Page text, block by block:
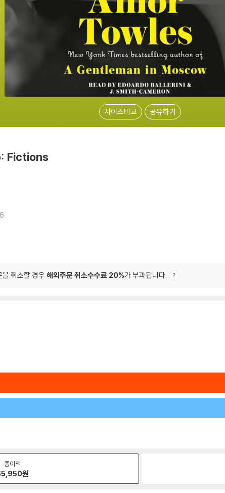
사이즈비교 공유하기
Fictions
취소할 경우 해외주문 취소수수료 20%가 부과됩니다.
종이책
원